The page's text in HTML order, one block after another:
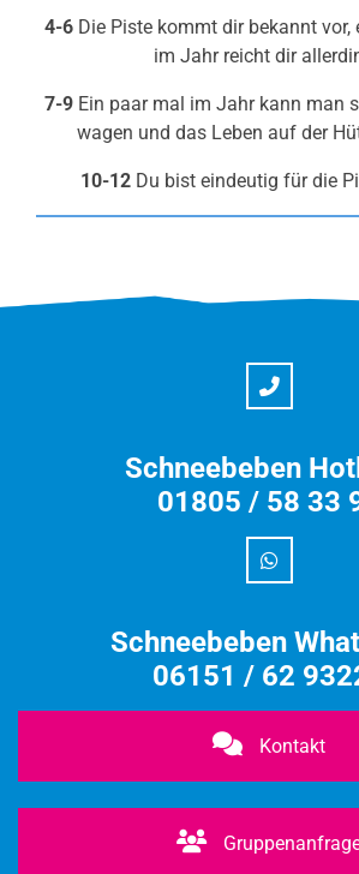
4-6Die Piste kommt dir bekannt vor,
im Jahr reicht dir
7-9Ein paar mal im Jahr kann man
wagen und das Leben auf der
10-12 Du bist eindeutig für die
Schneebeben
01805 / 58 33
Schneebeben
06151 / 62
Kontakt